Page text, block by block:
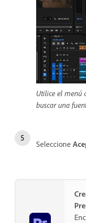
Utilice el menú
buscar una
Seleccione